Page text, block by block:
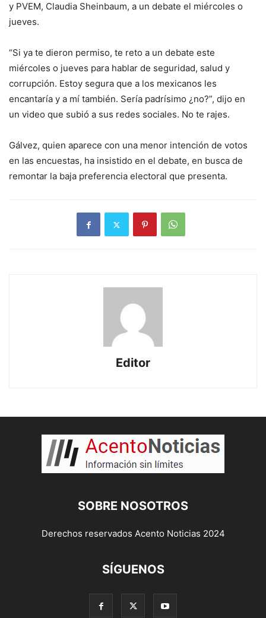
y PVEM, Claudia Sheinbaum, a un debate el miércoles o
jueves.
“Si ya te dieron permiso, te reto a un debate este
miércoles o jueves para hablar de seguridad, salud y
corrupción. Estoy segura que a los mexicanos les
encantaría y a mí también. Sería padrísimo ¿no?”, dijo en
un video que subió a sus redes sociales. No te rajes.
Gálvez, quien aparece con una menor intención de votos
en las encuestas, ha insistido en el debate, en busca de
remontar la baja preferencia electoral que presenta.
Editor
SOBRE NOSOTROS
Derechos reservados Acento Noticias 2024
SÍGUENOS